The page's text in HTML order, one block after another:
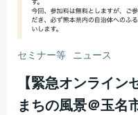
セミナー等 ニュース
【緊急オンライ
まちの風景＠玉名